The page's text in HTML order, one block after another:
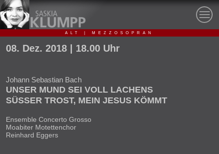
ALT | MEZZOSOPRAN
08. Dez. 2018 | 18.00 Uhr
Johann Sebastian Bach
UNSER MUND SEI VOLL LACHENS
SÜSSER TROST, MEIN JESUS KÖMMT
Ensemble Concerto Grosso
Moabiter Motettenchor
Reinhard Eggers